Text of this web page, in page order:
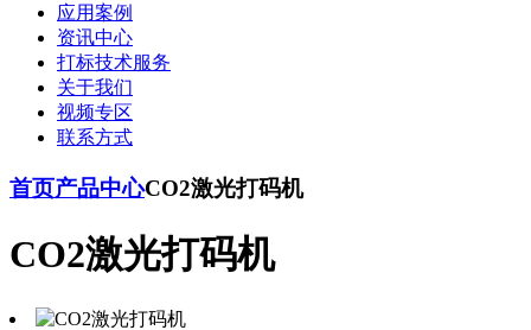
应用案例
资讯中心
打标技术服务
关于我们
视频专区
联系方式
首页产品中心CO2激光打码机
CO2激光打码机